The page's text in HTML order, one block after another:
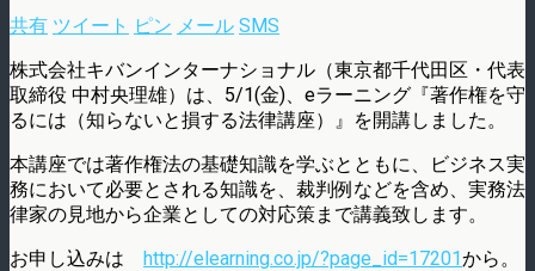
共有 ツイート ピン メール SMS
株式会社キバンインターナショナル（東京都千代田区・代表
取締役 中村央理雄）は、5/1(金)、eラーニング『著作権を守
るには（知らないと損する法律講座）』を開講しました。
本講座では著作権法の基礎知識を学ぶとともに、ビジネス実
務において必要とされる知識を、裁判例などを含め、実務法
律家の見地から企業としての対応策まで講義致します。
お申し込みは http://elearning.co.jp/?page_id=17201から。